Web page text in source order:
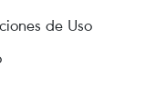
de Uso